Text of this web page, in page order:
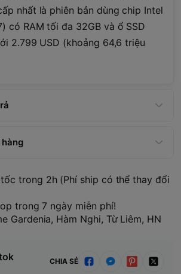
nhất là phiên bản dùng chip Intel
có RAM tối đa 32GB và ổ SSD
2.799 USD (khoảng 64,6 triệu
trong 2h (Phí ship có thể thay đổi
trong 7 ngày miễn phí!
Gardenia, Hàm Nghi, Từ Liêm, HN
CHIA SẺ